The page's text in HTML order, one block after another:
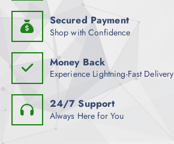
Secured Payment
Shop with Confidence
Money Back
Experience Lightning-Fast Delivery
24/7 Support
Always Here for You